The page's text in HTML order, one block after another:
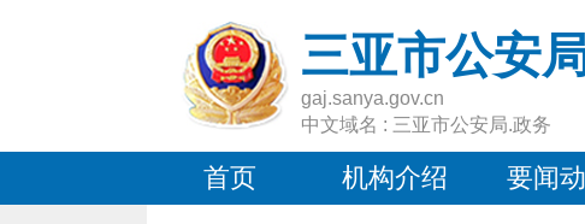
三亚市公安
gaj.sanya.gov.cn
中文域名 : 三亚市公安局.政务
首页 机构介绍 要闻